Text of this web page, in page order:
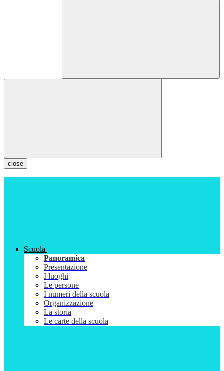
close
Scuola
Panoramica
Presentazione
I luoghi
Le persone
I numeri della scuola
Organizzazione
La storia
Le carte della scuola